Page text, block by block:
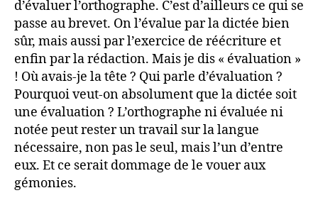
d’évaluer l’orthographe. C’est d’ailleurs ce qui se
passe au brevet. On l’évalue par la dictée bien
sûr, mais aussi par l’exercice de réécriture et
enfin par la rédaction. Mais je dis « évaluation »
! Où avais-je la tête ? Qui parle d’évaluation ?
Pourquoi veut-on absolument que la dictée soit
une évaluation ? L’orthographe ni évaluée ni
notée peut rester un travail sur la langue
nécessaire, non pas le seul, mais l’un d’entre
eux. Et ce serait dommage de le vouer aux
gémonies.